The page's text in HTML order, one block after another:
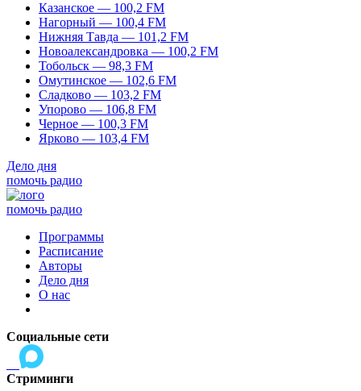
Казанское — 100,2 FM
Нагорный — 100,4 FM
Нижняя Тавда — 101,2 FM
Новоалександровка — 100,2 FM
Тобольск — 98,3 FM
Омутинское — 102,6 FM
Сладково — 103,2 FM
Упорово — 106,8 FM
Черное — 100,3 FM
Ярково — 103,4 FM
Дело дня
помочь радио
помочь радио
Программы
Расписание
Авторы
Дело дня
О нас
Социальные сети
Стриминги